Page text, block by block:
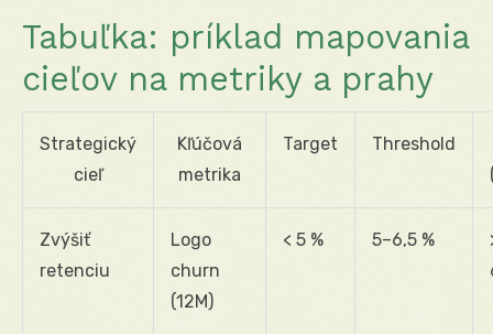
Tabuľka: príklad mapovania
cieľov na metriky a prahy
Strategický
cieľ
Kľúčová
metrika
Target Threshold
Zvýšiť
retenciu
Logo
churn
(12M)
< 5 % 5–6,5 %